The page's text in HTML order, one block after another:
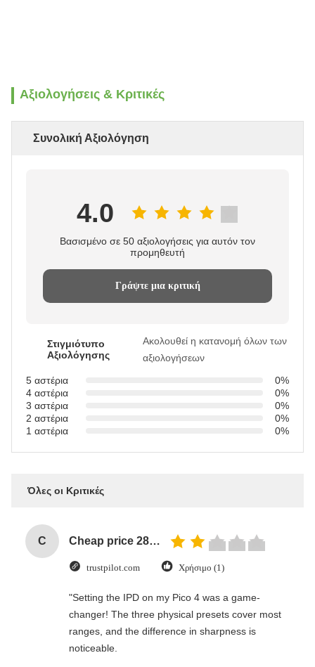
Αξιολογήσεις & Κριτικές
Συνολική Αξιολόγηση
4.0
Βασισμένο σε 50 αξιολογήσεις για αυτόν τον
προμηθευτή
Γράψτε μια κριτική
Στιγμιότυπο
Αξιολόγησης
Ακολουθεί η κατανομή όλων των
αξιολογήσεων
5 αστέρια
0%
4 αστέρια
0%
3 αστέρια
0%
2 αστέρια
0%
1 αστέρια
0%
Όλες οι Κριτικές
C Cheap price 28mm Aluminium Curtain Rod 1.2mm thickness with plastic final
trustpilot.com Χρήσιμο (1)
"Setting the IPD on my Pico 4 was a game-
changer! The three physical presets cover most
ranges, and the difference in sharpness is
noticeable.